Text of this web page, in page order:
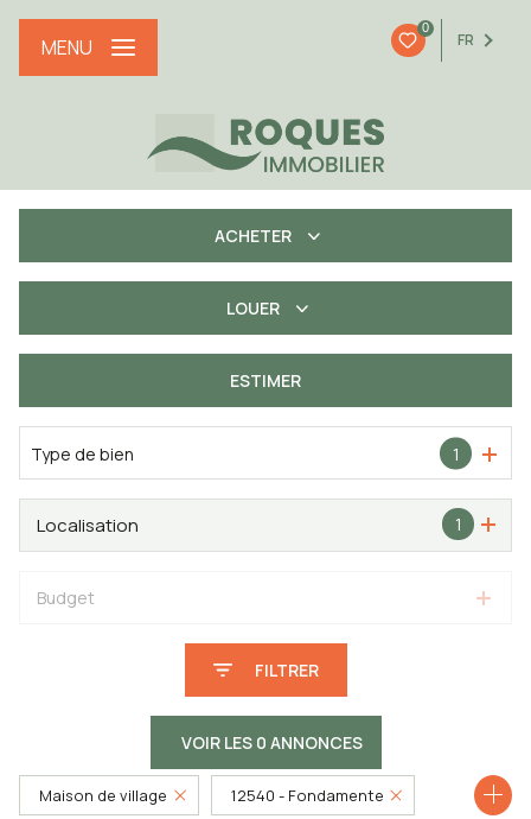
0
FR
MENU
ACHETER
De l'immo pro
LOUER
ESTIMER
Type de bien 1
1
Localisation
Budget
FILTRER
VOIR LES 0 ANNONCES
Maison de village 12540 - Fondamente